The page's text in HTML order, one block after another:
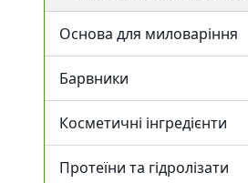
Основа для миловаріння
Барвники
Рідкі пігменти
Глітери
Косметичні інгредієнти
Активні компоненти
Протеїни та гідролізати